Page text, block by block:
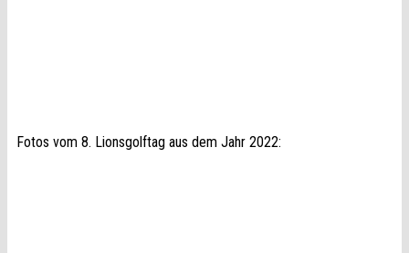
Fotos vom 8. Lionsgolftag aus dem Jahr 2022: